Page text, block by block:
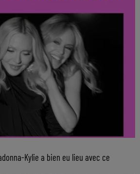
Kylie a bien eu lieu avec ce